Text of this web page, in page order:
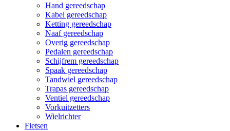
Hand gereedschap
Kabel gereedschap
Ketting gereedschap
Naaf gereedschap
Overig gereedschap
Pedalen gereedschap
Schijfrem gereedschap
Spaak gereedschap
Tandwiel gereedschap
Trapas gereedschap
Ventiel gereedschap
Vorkuitzetters
Wielrichter
Fietsen